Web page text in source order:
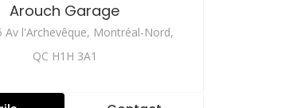
Arouch Garage
Av l'Archevêque, Montréal-Nord,
QC H1H 3A1